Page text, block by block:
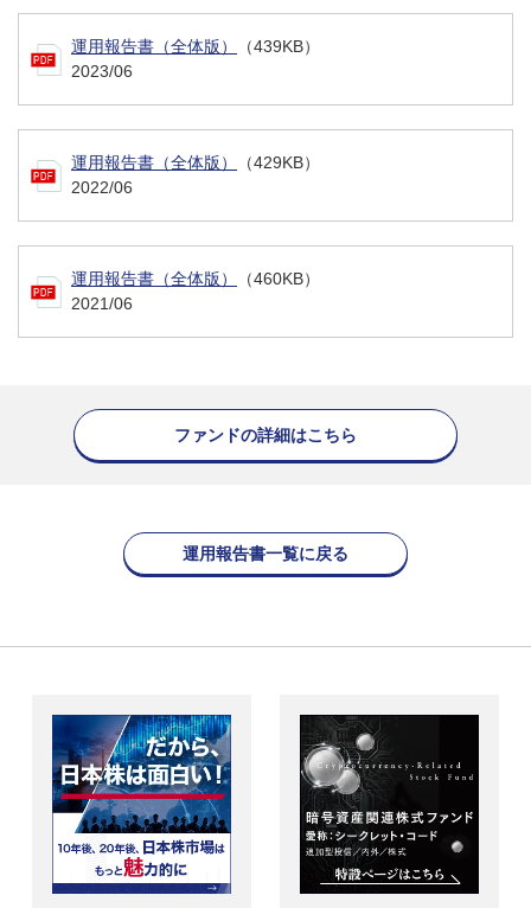
運用報告書（全体版）
（439KB）
2023/06
運用報告書（全体版）
（429KB）
2022/06
運用報告書（全体版）
（460KB）
2021/06
ファンドの詳細はこちら
運用報告書一覧に戻る